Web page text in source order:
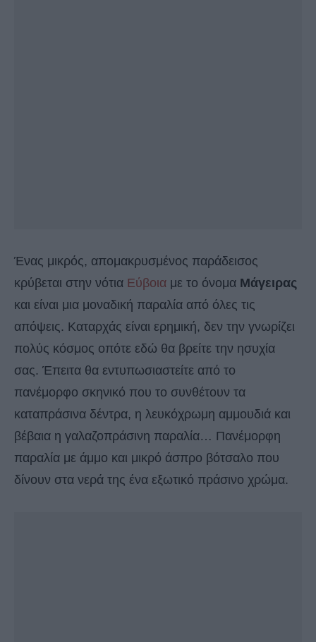
Ένας μικρός, απομακρυσμένος παράδεισος
κρύβεται στην νότια Εύβοια με το όνομα Μάγειρας
και είναι μια μοναδική παραλία από όλες τις
απόψεις. Καταρχάς είναι ερημική, δεν την γνωρίζει
πολύς κόσμος οπότε εδώ θα βρείτε την ησυχία
σας. Έπειτα θα εντυπωσιαστείτε από το
πανέμορφο σκηνικό που το συνθέτουν τα
καταπράσινα δέντρα, η λευκόχρωμη αμμουδιά και
βέβαια η γαλαζοπράσινη παραλία… Πανέμορφη
παραλία με άμμο και μικρό άσπρο βότσαλο που
δίνουν στα νερά της ένα εξωτικό πράσινο χρώμα.